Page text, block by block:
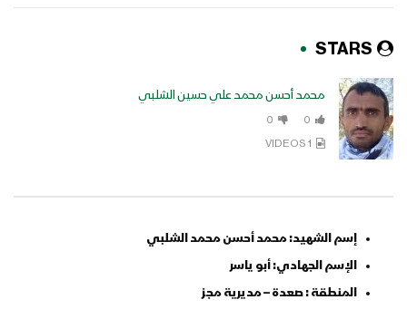
STARS
محمد أحسن محمد علي حسين الشلبي
0
0
1 VIDEOS
إسم الشهيد: محمد أحسن محمد الشلبي
الإسم الجهادي: أبو ياسر
المنطقة : صعدة – مديرية مجز